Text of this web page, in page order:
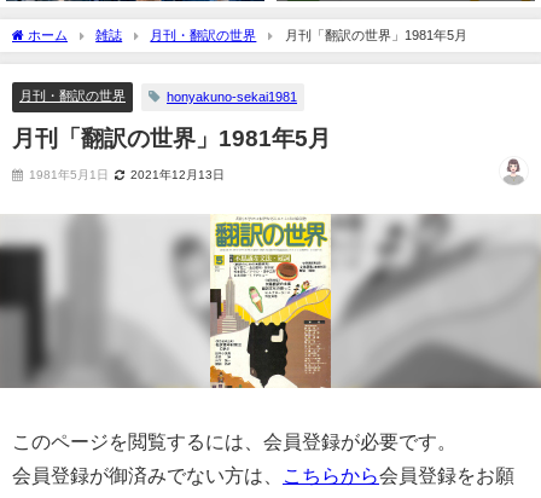
ホーム 雑誌 月刊・翻訳の世界 月刊「翻訳の世界」1981年5月
月刊・翻訳の世界 honyakuno-sekai1981
月刊「翻訳の世界」1981年5月
1981年5月1日 2021年12月13日
このページを閲覧するには、会員登録が必要です。
会員登録が御済みでない方は、
こちらから会員登録をお願